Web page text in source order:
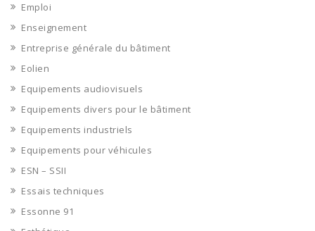
Emploi
Enseignement
Entreprise générale du bâtiment
Eolien
Equipements audiovisuels
Equipements divers pour le bâtiment
Equipements industriels
Equipements pour véhicules
ESN – SSII
Essais techniques
Essonne 91